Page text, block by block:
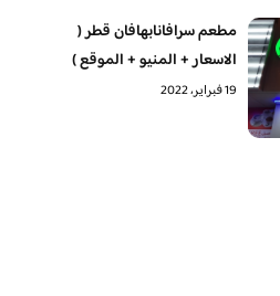
مطعم سرافانابهافان قطر (
الاسعار + المنيو + الموقع )
19 فبراير، 2022